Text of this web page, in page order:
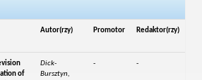
Autor(rzy) Promotor Redaktor(rzy)
of
Dick-
Bursztyn,
- -